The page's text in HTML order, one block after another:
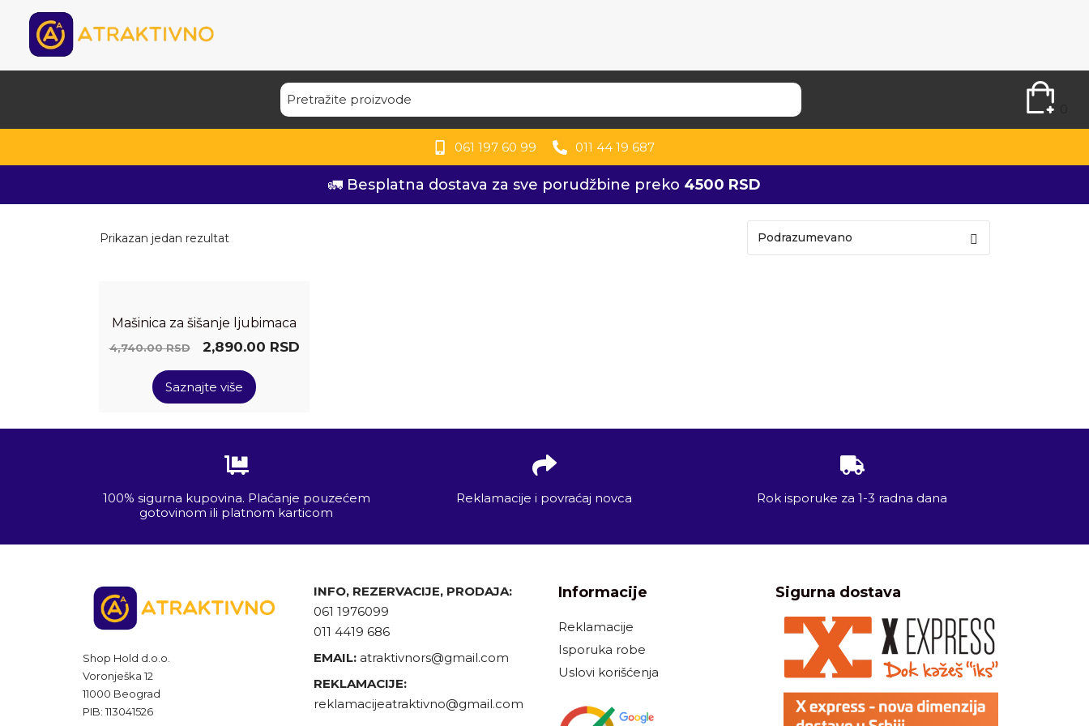
061 197 60 99 011 44 19 687
🚛 Besplatna dostava za sve porudžbine preko 4500 RSD
Prikazan jedan rezultat
Mašinica za šišanje ljubimaca
4,740.00RSD 2,890.00 RSD
Saznajte više
100% sigurna kupovina. Plaćanje pouzećem
gotovinom ili platnom karticom
Reklamacije i povraćaj novca Rok isporuke za 1-3 radna dana
Shop Hold d.o.o.
Voronješka 12
11000 Beograd
PIB: 113041526
INFO, REZERVACIJE, PRODAJA:
061 1976099
011 4419 686
EMAIL: atraktivnors@gmail.com
REKLAMACIJE:
reklamacijeatraktivno@gmail.com
Informacije
Reklamacije
Isporuka robe
Uslovi korišćenja
Sigurna dostava